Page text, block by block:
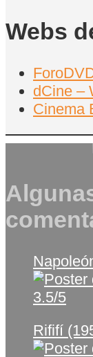
Webs
dCine –
Cinema
3.5/5
Rififí